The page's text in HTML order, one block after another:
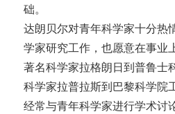
础。
达朗贝尔对青年科学家十分热
学家研究工作，也愿意在事业
著名科学家拉格朗日到普鲁士
科学家拉普拉斯到巴黎科学院
经常与青年科学家进行学术讨